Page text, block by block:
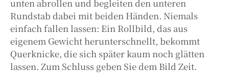
unten abrollen und begleiten den unteren
Rundstab dabei mit beiden Händen. Niemals
einfach fallen lassen: Ein Rollbild, das aus
eigenem Gewicht herunterschnellt, bekommt
Querknicke, die sich später kaum noch glätten
lassen. Zum Schluss geben Sie dem Bild Zeit.